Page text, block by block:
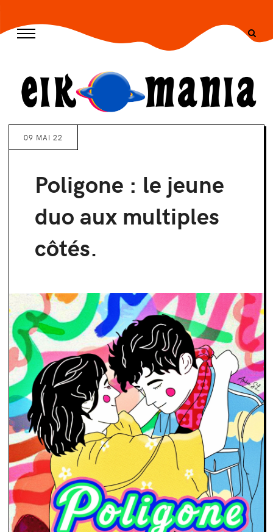
09 MAI 22
Poligone : le jeune
duo aux multiples
côtés.